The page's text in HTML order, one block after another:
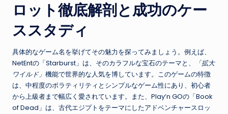
ロット徹底解剖と成功のケー
ススタディ
具体的なゲーム名を挙げてその魅力を探ってみましょう。例えば、
NetEntの「Starburst」は、そのカラフルな宝石のテーマと、
「拡大
ワイルド」 機能で世界的な人気を博しています。このゲームの特徴
は、中程度のボラティリティとシンプルなゲーム性にあり、初心者
から上級者まで幅広く愛されています。また、Play’n GOの「Book
of Dead」は、古代エジプトをテーマにしたアドベンチャースロッ